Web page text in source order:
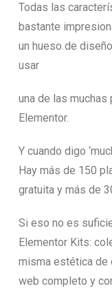
Todas las
bastante
un hueso de
usar
una de las
Elementor.
Y cuando digo
Hay más de 150
gratuita y más de
Si eso no es
Elementor Kits:
misma estética de
web completo y